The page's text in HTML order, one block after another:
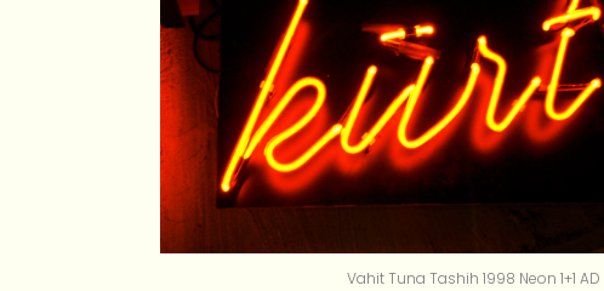
Vahit Tuna Tashih 1998 Neon 1+1 AD